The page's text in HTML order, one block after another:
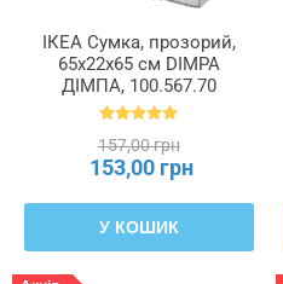
ІКЕА Сумка, прозорий,
65x22x65 см DIMPA
ДІМПА, 100.567.70
157,00 грн
153,00 грн
У КОШИК